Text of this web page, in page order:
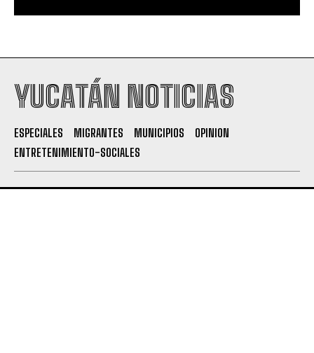
YUCATÁN NOTICIAS
ESPECIALES MIGRANTES MUNICIPIOS
OPINION
ENTRETENIMIENTO-SOCIALES